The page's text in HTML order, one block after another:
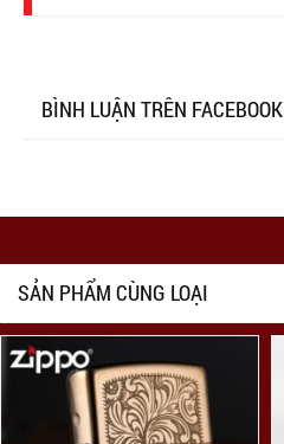
BÌNH LUẬN TRÊN FACEBOOK
SẢN PHẨM CÙNG LOẠI